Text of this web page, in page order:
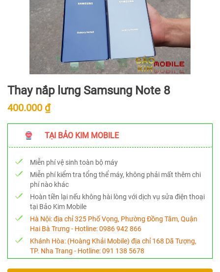
Thay nắp lưng Samsung Note 8
400.000 ₫
TẠI BẢO KIM MOBILE
Miễn phí vệ sinh toàn bộ máy
Miễn phí kiểm tra tổng thể máy, không phải mất thêm chi
phí nào khác
Hoàn tiền lại nếu không hài lòng với dịch vụ sửa điện thoại
tại Bảo Kim Mobile
Hà Nội:địa chỉ 325 Phố Vọng, Phường Đồng Tâm, Quận
Hai Bà Trưng - Hotline:0986 942 866
Khánh Hòa: (Hoàng Khải Mobile) địa chỉ 168 Dã Tượng,
TP. Nha Trang - Hotline:091 138 5678